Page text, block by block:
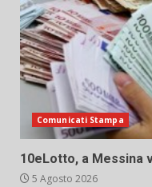
Comunicati Stampa
10eLotto, a Messina
5 Agosto 2026